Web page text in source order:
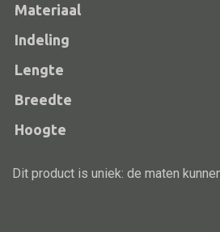
Bank IJzer
Chaise longues
Poef
Materiaal
Indeling
Lengte
Breedte
Hoogte
Dit product is uniek: de maten